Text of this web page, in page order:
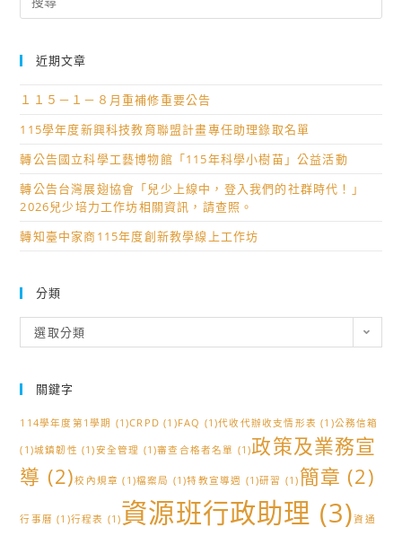
for:
近期文章
１１５－１－８月重補修重要公告
115學年度新興科技教育聯盟計畫專任助理錄取名單
轉公告國立科學工藝博物館「115年科學小樹苗」公益活動
轉公告台灣展翅協會「兒少上線中，登入我們的社群時代！」
2026兒少培力工作坊相關資訊，請查照。
轉知臺中家商115年度創新教學線上工作坊
分類
類
選取分類
關鍵字
114學年度第1學期 (1)CRPD (1)FAQ (1)代收代辦收支情形表 (1)公務信箱
(1)城鎮韌性 (1)安全管理 (1)審查合格者名單 (1)政策及業務宣
導 (2)校內規章 (1)檔案局 (1)特教宣導週 (1)研習 (1) 簡章 (2)
行事曆 (1)行程表 (1)資源班行政助理 (3)資通